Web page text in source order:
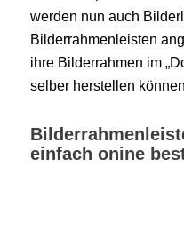
werden nun auch
Bilderrahmenleisten
ihre Bilderrahmen im
selber herstellen
einfach onine